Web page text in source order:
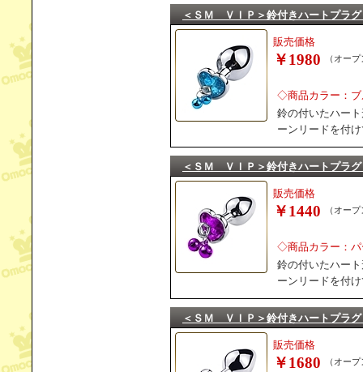
＜ＳＭ ＶＩＰ＞鈴付きハートプ
販売価格
￥1980 （オー
◇商品カラー：ブ
鈴の付いたハー
ーンリードを付
＜ＳＭ ＶＩＰ＞鈴付きハートプラ
販売価格
￥1440 （オー
◇商品カラー：パ
鈴の付いたハー
ーンリードを付
＜ＳＭ ＶＩＰ＞鈴付きハートプラ
販売価格
￥1680 （オー